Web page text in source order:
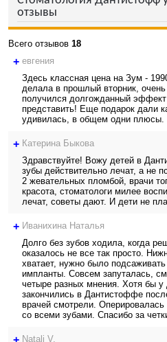
отзывы
Всего отзывов 18
+ евгения
Здесь классная цена на Зум -
делала в прошлый вторник,
получился долгожданный
представить! Еще подарок дали
удивилась, в общем одни плюсы.
+ Катерина Быкова
Здравствуйте! Вожу детей в
зубы действительно лечат, а не
2 жевательных пломбой, врачи
красота, стоматологи милее
лечат, советы дают. И дети не
+ Иванихина Наталья
Долго без зубов ходила, когда
оказалось не все так просто.
хватает, нужно было
импланты. Совсем запуталась,
четыре разных мнения. Хотя бы
закончились в Дантистоффе
врачей смотрели.
со всеми зубами. Спасибо за
Natali V.